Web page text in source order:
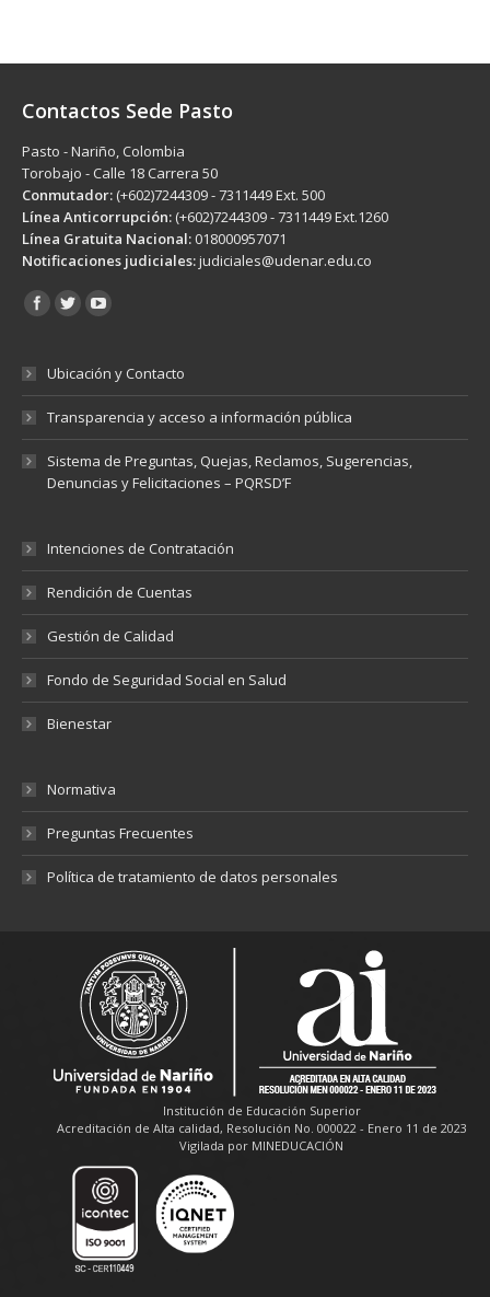
Contactos Sede Pasto
Pasto - Nariño, Colombia
Torobajo - Calle 18 Carrera 50
Conmutador: (+602)7244309 - 7311449 Ext. 500
Línea Anticorrupción: (+602)7244309 - 7311449 Ext.1260
Línea Gratuita Nacional: 018000957071
Notificaciones judiciales:judiciales@udenar.edu.co
Encuéntranos en:
Ubicación y Contacto
Transparencia y acceso a información pública
Sistema de Preguntas, Quejas, Reclamos, Sugerencias,
Denuncias y Felicitaciones – PQRSD’F
Intenciones de Contratación
Rendición de Cuentas
Gestión de Calidad
Fondo de Seguridad Social en Salud
Bienestar
Normativa
Preguntas Frecuentes
Política de tratamiento de datos personales
Institución de Educación Superior
Acreditación de Alta calidad, Resolución No. 000022 - Enero 11 de 2023
Vigilada por MINEDUCACIÓN